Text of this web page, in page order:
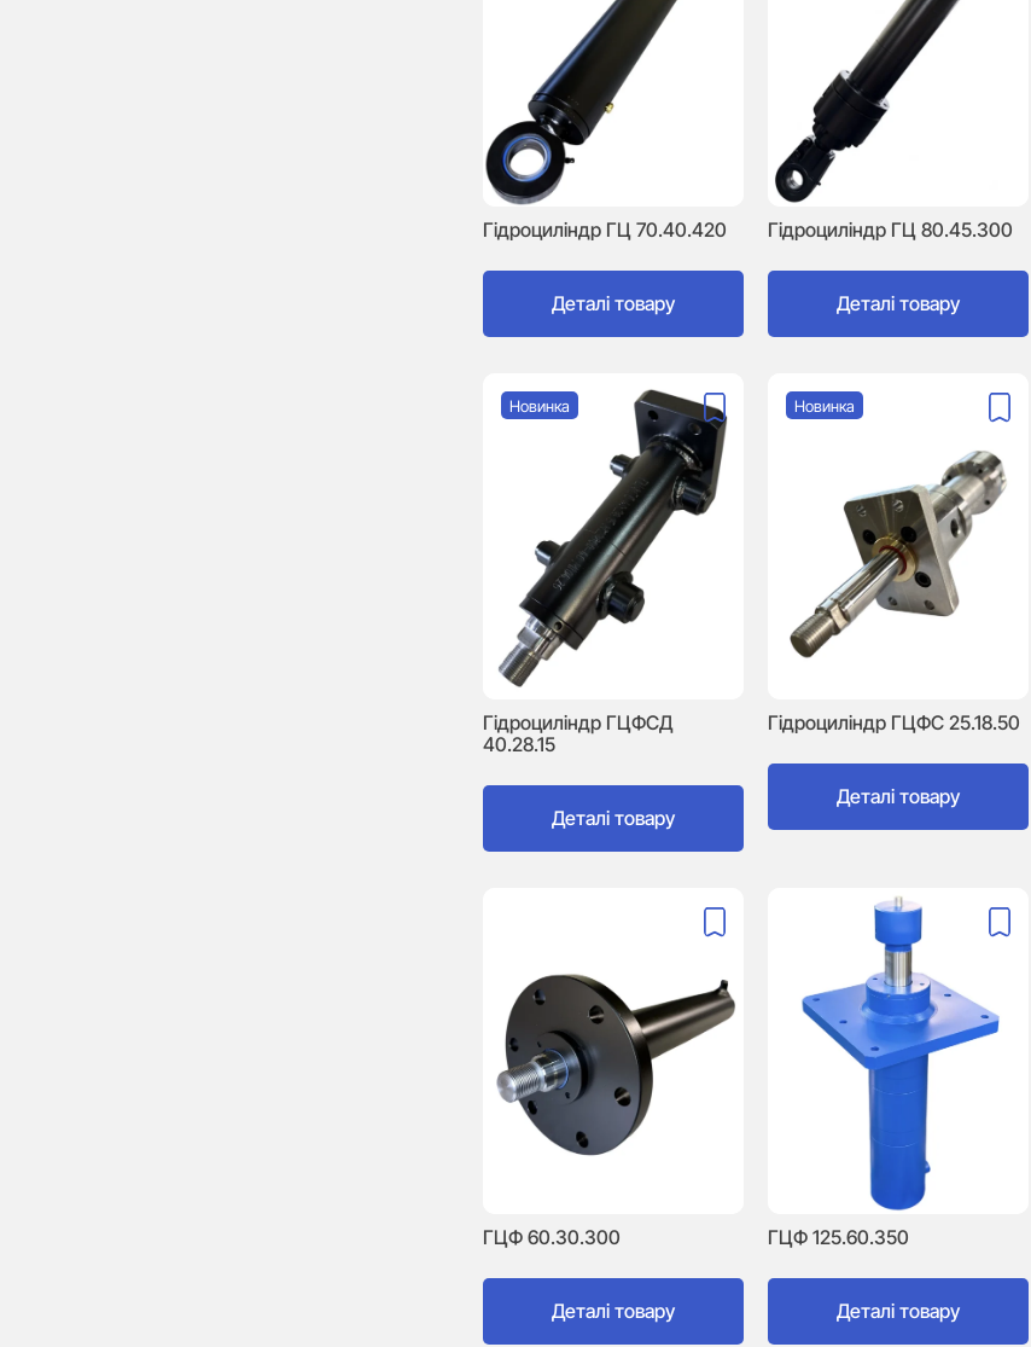
Гідроциліндр ГЦ 70.40.420
Деталі товару
Гідроциліндр ГЦ 80.45.300
Деталі товару
Гідроциліндр ГЦФСД
40.28.15
Деталі товару
Новинка
Гідроциліндр ГЦФС 25.18.50
Деталі товару
Новинка
ГЦФ 60.30.300
Деталі товару
ГЦФ 125.60.350
Деталі товару